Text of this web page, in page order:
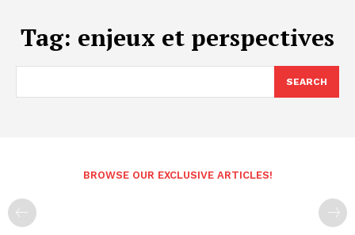
Tag: enjeux et perspectives
SEARCH
BROWSE OUR EXCLUSIVE ARTICLES!